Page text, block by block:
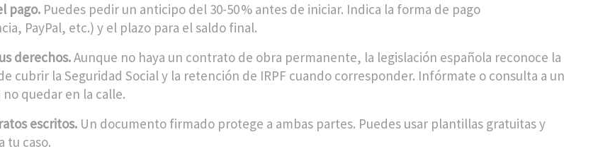
pago. Puedes pedir un anticipo del 30-50 % antes de iniciar. Indica la forma de pago
PayPal, etc.) y el plazo para el saldo final.
derechos.Aunque no haya un contrato de obra permanente, la legislación española reconoce la
cubrir la Seguridad Social y la retención de IRPF cuando corresponder. Infórmate o consulta a un
quedar en la calle.
escritos. Un documento firmado protege a ambas partes. Puedes usar plantillas gratuitas y
tu caso.